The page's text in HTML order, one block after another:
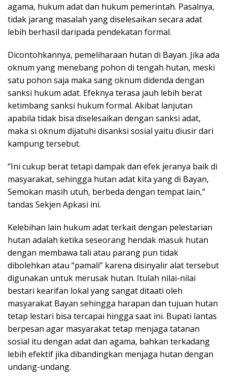
agama, hukum adat dan hukum pemerintah. Pasalnya,
tidak jarang masalah yang diselesaikan secara adat
lebih berhasil daripada pendekatan formal.
Dicontohkannya, pemeliharaan hutan di Bayan. Jika ada
oknum yang menebang pohon di tengah hutan, meski
satu pohon saja maka sang oknum didenda dengan
sanksi hukum adat. Efeknya terasa jauh lebih berat
ketimbang sanksi hukum formal. Akibat lanjutan
apabila tidak bisa diselesaikan dengan sanksi adat,
maka si oknum dijatuhi disanksi sosial yaitu diusir dari
kampung tersebut.
“Ini cukup berat tetapi dampak dan efek jeranya baik di
masyarakat, sehingga hutan adat kita yang di Bayan,
Semokan masih utuh, berbeda dengan tempat lain,”
tandas Sekjen Apkasi ini.
Kelebihan lain hukum adat terkait dengan pelestarian
hutan adalah ketika seseorang hendak masuk hutan
dengan membawa tali atau parang pun tidak
dibolehkan atau “pamali” karena disinyalir alat tersebut
digunakan untuk merusak hutan. Itulah nilai-nilai
bestari kearifan lokal yang sangat ditaati oleh
masyarakat Bayan sehingga harapan dan tujuan hutan
tetap lestari bisa tercapai hingga saat ini. Bupati lantas
berpesan agar masyarakat tetap menjaga tatanan
sosial itu dengan adat dan agama, bahkan terkadang
lebih efektif jika dibandingkan menjaga hutan dengan
undang-undang.